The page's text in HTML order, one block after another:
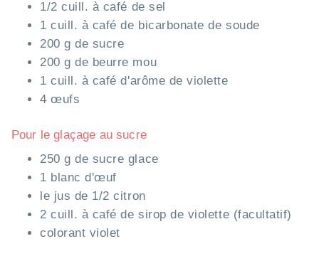
1/2 cuill. à café de sel
1 cuill. à café de bicarbonate de soude
200 g de sucre
200 g de beurre mou
1 cuill. à café d'arôme de violette
4 œufs
Pour le glaçage au sucre
250 g de sucre glace
1 blanc d'œuf
le jus de 1/2 citron
2 cuill. à café de sirop de violette (facultatif)
colorant violet